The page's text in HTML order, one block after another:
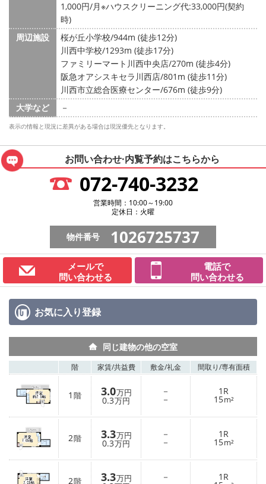
1,000円/月※ハウスクリーニング代:33,000円(契約
時)
周辺施設
桜が丘小学校/944m (徒歩12分)
川西中学校/1293m (徒歩17分)
ファミリーマート川西中央店/270m (徒歩4分)
阪急オアシスキセラ川西店/801m (徒歩11分)
川西市立総合医療センター/676m (徒歩9分)
大学など
－
表示の情報と現況に差異がある場合は現況優先となります。
お問い合わせ·内覧予約はこちらから
072-740-3232
営業時間：10:00～19:00
定休日：火曜
物件番号 1026725737
メールで
問い合わせる
電話で
問い合わせる
お気に入り登録
同じ建物の他の空室
階 家賃/共益費 敷金/礼金 間取り/専有面積
1 階 3.0万円
0.3万円
－
－
1R
15m²
2階 3.3万円
0.3万円
－
－
1R
15m²
2階 3.3万円 － 1R